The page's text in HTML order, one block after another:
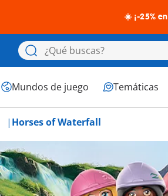
☀️ ¡-25%
Mundos de juego Temáticas
Horses of Waterfall